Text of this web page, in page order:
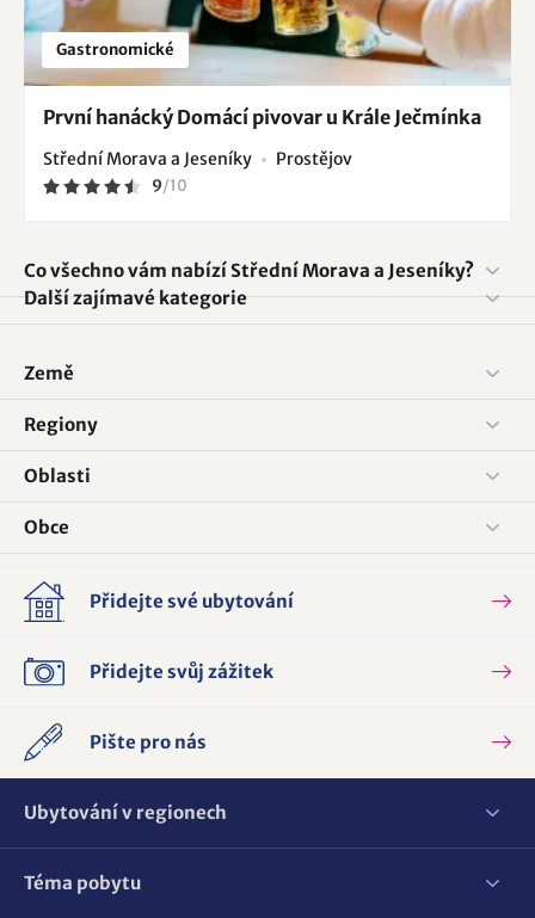
Gastronomické
První hanácký Domácí pivovar u Krále Ječmínka
Střední Morava a Jeseníky Prostějov
9/10
Co všechno vám nabízí Střední Morava a Jeseníky?
Další zajímavé kategorie
Země
Regiony
Oblasti
Obce
Přidejte své ubytování
Přidejte svůj zážitek
Pište pro nás
Ubytování v regionech
Téma pobytu